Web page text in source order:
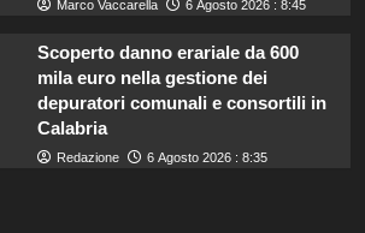
Marco Vaccarella 6 Agosto 2026 : 8:45
Scoperto danno erariale da 600
mila euro nella gestione dei
depuratori comunali e consortili in
Calabria
Redazione 6 Agosto 2026 : 8:35